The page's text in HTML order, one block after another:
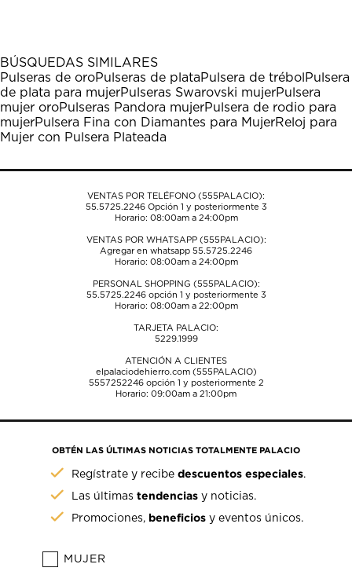
1
estrella
Esta
acción
abrirá
el
formulario
envío.
estrellas.
Esta
acción
abrirá
el
formulario
envío.
estrellas.
Esta
acción
abrirá
el
formulario
envío.
estrellas.
Esta
acción
abrirá
el
formulario
envío.
estrellas.
Esta
acción
abrirá
el
formulario
envío.
BÚSQUEDAS SIMILARES
Pulseras de oroPulseras de plataPulsera de trébol Pulsera
de plata para mujerPulseras Swarovski mujerPulsera
mujer oroPulseras Pandora mujerPulsera de rodio para
mujerPulsera Fina con Diamantes para MujerReloj para
Mujer con Pulsera Plateada
VENTAS POR TELÉFONO (555PALACIO):
55.5725.2246Opción 1 y posteriormente 3
Horario: 08:00am a 24:00pm
VENTAS POR WHATSAPP (555PALACIO):
Agregar en whatsapp 55.5725.2246
Horario: 08:00am a 24:00pm
PERSONAL SHOPPING (555PALACIO):
55.5725.2246opción 1 y posteriormente 3
Horario: 08:00am a 22:00pm
TARJETA PALACIO:
5229.1999
ATENCIÓN A CLIENTES
elpalaciodehierro.com (555PALACIO)
5557252246opción 1 y posteriormente 2
Horario: 09:00am a 21:00pm
OBTÉN LAS ÚLTIMAS NOTICIAS TOTALMENTE PALACIO
Regístrate y recibedescuentos especiales.
Las últimastendencias y noticias.
Promociones, beneficios y eventos únicos.
MUJER